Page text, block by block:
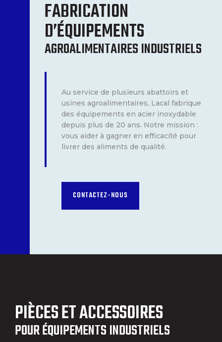
FABRICATION
D’ÉQUIPEMENTS
AGROALIMENTAIRES INDUSTRIELS
Au service de plusieurs abattoirs et
usines agroalimentaires, Lacal fabrique
des équipements en acier inoxydable
depuis plus de 20 ans. Notre mission :
vous aider à gagner en efficacité pour
livrer des aliments de qualité.
CONTACTEZ-NOUS
PIÈCES ET ACCESSOIRES
POUR ÉQUIPEMENTS INDUSTRIELS